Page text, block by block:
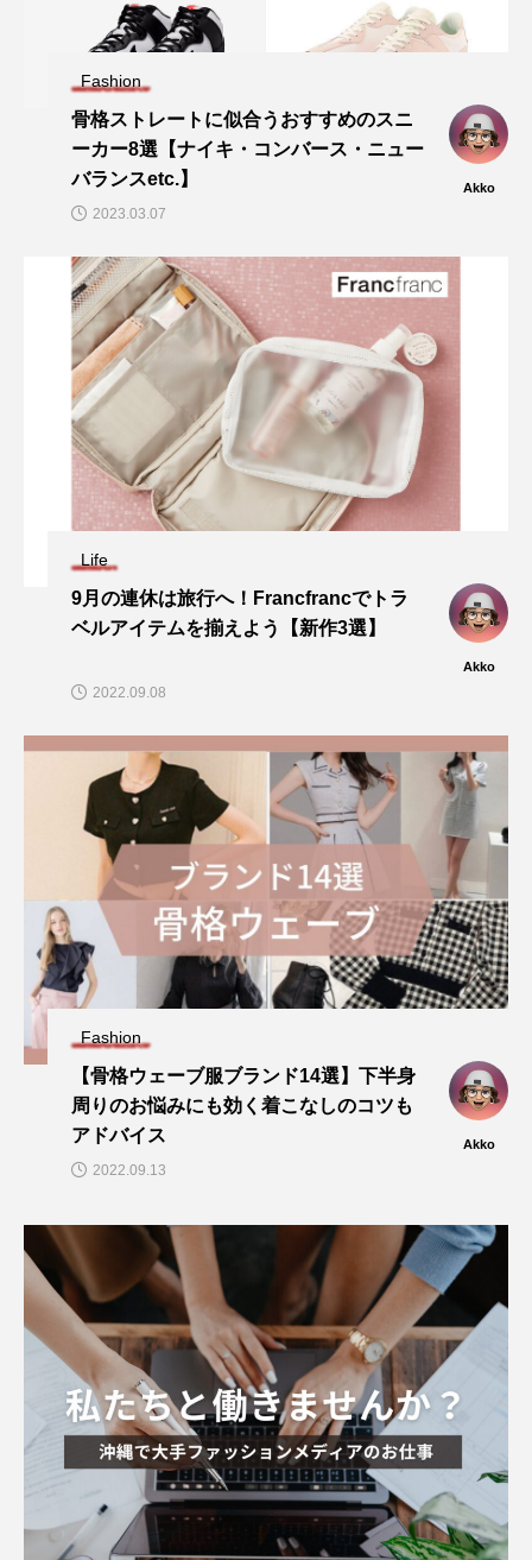
Fashion
骨格ストレートに似合うおすすめのスニ
ーカー8選【ナイキ・コンバース・ニュー
バランスetc.】
Akko
2023.03.07
Life
9月の連休は旅行へ！Francfrancでトラ
ベルアイテムを揃えよう【新作3選】
Akko
2022.09.08
Fashion
【骨格ウェーブ服ブランド14選】下半身
周りのお悩みにも効く着こなしのコツも
アドバイス
Akko
2022.09.13